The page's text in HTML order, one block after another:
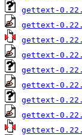
gettext-
gettext-
gettext-
gettext-
gettext-
gettext-
gettext-
gettext-
gettext-